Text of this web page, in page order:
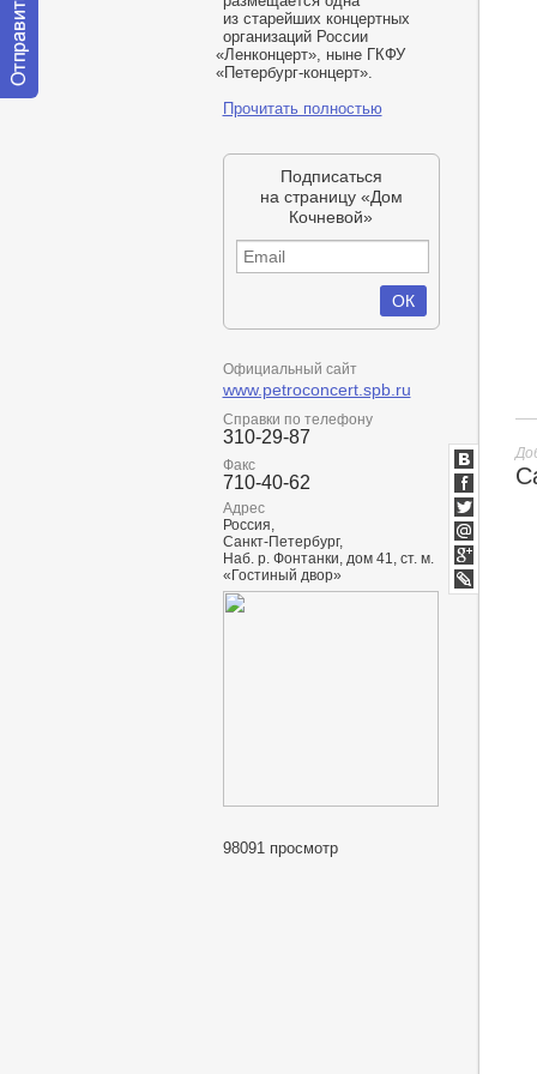
из старейших концертных
организаций России
«Ленконцерт», ныне ГКФУ
«Петербург-концерт».
Прочитать полностью
Подписаться
на страницу «Дом
Кочневой»
Официальный сайт
www.petroconcert.spb.ru
Справки по телефону
310-29-87
Факс
710-40-62
Адрес
Россия,
Санкт-Петербург,
Наб. р. Фонтанки, дом 41, ст. м.
«Гостиный двор»
98091 просмотр
Facebook
Twitter
Мой
Мир
Google+
lj